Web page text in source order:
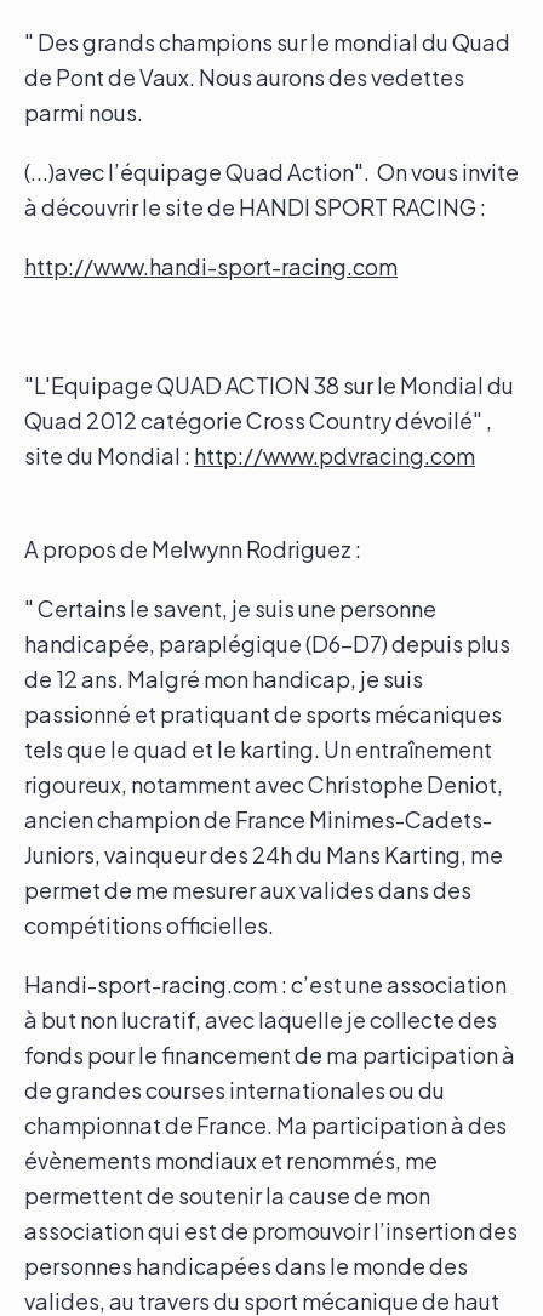
" Des grands champions sur le mondial du Quad
de Pont de Vaux. Nous aurons des vedettes
parmi nous.
(...)avec l’équipage Quad Action". On vous invite
à découvrir le site de HANDI SPORT RACING :
http://www.handi-sport-racing.com
"L'Equipage QUAD ACTION 38 sur le Mondial du
Quad 2012 catégorie Cross Country dévoilé" ,
site du Mondial : http://www.pdvracing.com
A propos de Melwynn Rodriguez :
" Certains le savent, je suis une personne
handicapée, paraplégique (D6-D7) depuis plus
de 12 ans. Malgré mon handicap, je suis
passionné et pratiquant de sports mécaniques
tels que le quad et le karting. Un entraînement
rigoureux, notamment avec Christophe Deniot,
ancien champion de France Minimes-Cadets-
Juniors, vainqueur des 24h du Mans Karting, me
permet de me mesurer aux valides dans des
compétitions officielles.
Handi-sport-racing.com : c’est une association
à but non lucratif, avec laquelle je collecte des
fonds pour le financement de ma participation à
de grandes courses internationales ou du
championnat de France. Ma participation à des
évènements mondiaux et renommés, me
permettent de soutenir la cause de mon
association qui est de promouvoir l’insertion des
personnes handicapées dans le monde des
valides, au travers du sport mécanique de haut